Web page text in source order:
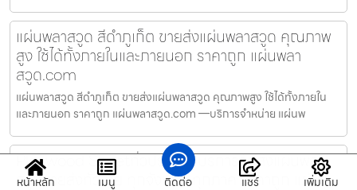
แผ่นพลาสวูด สีดำภูเก็ต ขายส่งแผ่นพลาสวูด คุณภาพ
สูง ใช้ได้ทั้งภายในและภายนอก ราคาถูก แผ่นพลา
สวูด.com
แผ่นพลาสวูด สีดำภูเก็ต ขายส่งแผ่นพลาสวูด คุณภาพสูง ใช้ได้ทั้งภายใน
และภายนอก ราคาถูก แผ่นพลาสวูด.com —บริการจำหน่าย แผ่นพ
Plaswood Sheetทั่วประเทศ บริการจัดส่งแผ่นพลา
สวูดขายส่งทั่วไทย ทุกจังหวัด ทุกภาค ราคาถูก แผ่นพ
หน้าหลัก เมนู ติดต่อ แชร์ เพิ่มเติม